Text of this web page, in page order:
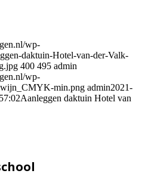
wp-
daktuin-Hotel-van-der-Valk-
400 495 admin
wp-
min.png admin2021-
Aanleggen daktuin Hotel van